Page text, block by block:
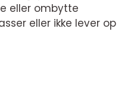
eller ombytte
eller ikke lever op